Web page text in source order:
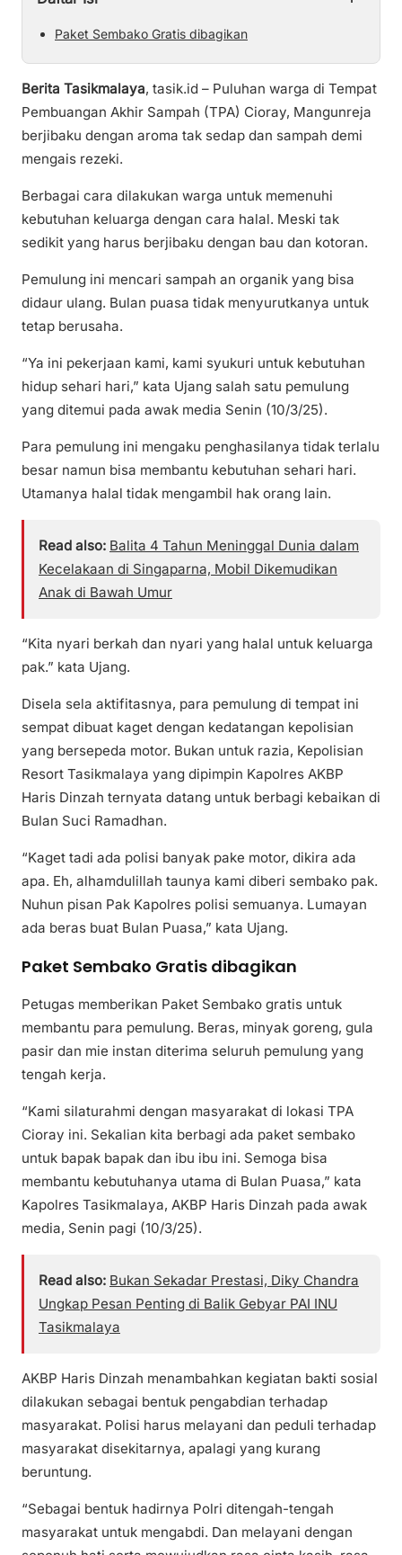
Paket Sembako Gratis dibagikan
Berita Tasikmalaya, tasik.id – Puluhan warga di Tempat
Pembuangan Akhir Sampah (TPA) Cioray, Mangunreja
berjibaku dengan aroma tak sedap dan sampah demi
mengais rezeki.
Berbagai cara dilakukan warga untuk memenuhi
kebutuhan keluarga dengan cara halal. Meski tak
sedikit yang harus berjibaku dengan bau dan kotoran.
Pemulung ini mencari sampah an organik yang bisa
didaur ulang. Bulan puasa tidak menyurutkanya untuk
tetap berusaha.
“Ya ini pekerjaan kami, kami syukuri untuk kebutuhan
hidup sehari hari,” kata Ujang salah satu pemulung
yang ditemui pada awak media Senin (10/3/25).
Para pemulung ini mengaku penghasilanya tidak terlalu
besar namun bisa membantu kebutuhan sehari hari.
Utamanya halal tidak mengambil hak orang lain.
Read also: Balita 4 Tahun Meninggal Dunia dalam
Kecelakaan di Singaparna, Mobil Dikemudikan
Anak di Bawah Umur
“Kita nyari berkah dan nyari yang halal untuk keluarga
pak.” kata Ujang.
Disela sela aktifitasnya, para pemulung di tempat ini
sempat dibuat kaget dengan kedatangan kepolisian
yang bersepeda motor. Bukan untuk razia, Kepolisian
Resort Tasikmalaya yang dipimpin Kapolres AKBP
Haris Dinzah ternyata datang untuk berbagi kebaikan di
Bulan Suci Ramadhan.
“Kaget tadi ada polisi banyak pake motor, dikira ada
apa. Eh, alhamdulillah taunya kami diberi sembako pak.
Nuhun pisan Pak Kapolres polisi semuanya. Lumayan
ada beras buat Bulan Puasa,” kata Ujang.
Paket Sembako Gratis dibagikan
Petugas memberikan Paket Sembako gratis untuk
membantu para pemulung. Beras, minyak goreng, gula
pasir dan mie instan diterima seluruh pemulung yang
tengah kerja.
“Kami silaturahmi dengan masyarakat di lokasi TPA
Cioray ini. Sekalian kita berbagi ada paket sembako
untuk bapak bapak dan ibu ibu ini. Semoga bisa
membantu kebutuhanya utama di Bulan Puasa,” kata
Kapolres Tasikmalaya, AKBP Haris Dinzah pada awak
media, Senin pagi (10/3/25).
Read also: Bukan Sekadar Prestasi, Diky Chandra
Ungkap Pesan Penting di Balik Gebyar PAI INU
Tasikmalaya
AKBP Haris Dinzah menambahkan kegiatan bakti sosial
dilakukan sebagai bentuk pengabdian terhadap
masyarakat. Polisi harus melayani dan peduli terhadap
masyarakat disekitarnya, apalagi yang kurang
beruntung.
“Sebagai bentuk hadirnya Polri ditengah-tengah
masyarakat untuk mengabdi. Dan melayani dengan